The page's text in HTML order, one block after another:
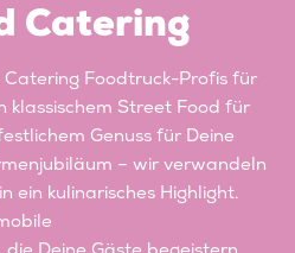
Catering
Catering Foodtruck-Profis für
klassischem Street Food für
Genuss für Deine
– wir verwandeln
ein kulinarisches Highlight.